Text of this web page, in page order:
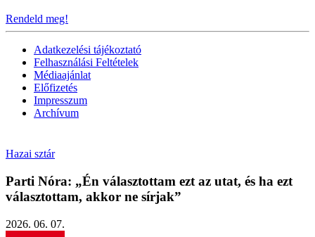
Rendeld meg!
Adatkezelési tájékoztató
Felhasználási Feltételek
Médiaajánlat
Előfizetés
Impresszum
Archívum
Hazai sztár
Parti Nóra: „Én választottam ezt az utat, és ha ezt
választottam, akkor ne sírjak”
2026. 06. 07.